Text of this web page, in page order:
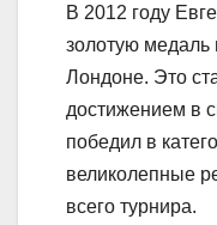
В 2012 году
золотую медаль
Лондоне. Это
достижением в
победил в
великолепные
всего турнира.